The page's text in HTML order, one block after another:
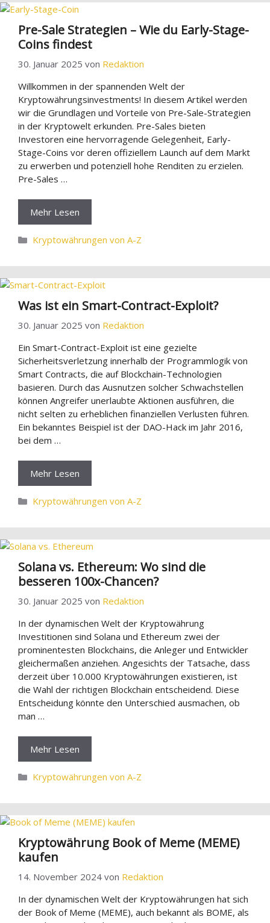
Pre-Sale Strategien – Wie du Early-Stage-
Coins findest
30. Januar 2025 von Redaktion
Willkommen in der spannenden Welt der
Kryptowährungsinvestments! In diesem Artikel werden
wir die Grundlagen und Vorteile von Pre-Sale-Strategien
in der Kryptowelt erkunden. Pre-Sales bieten
Investoren eine hervorragende Gelegenheit, Early-
Stage-Coins vor deren offiziellem Launch auf dem Markt
zu erwerben und potenziell hohe Renditen zu erzielen.
Pre-Sales …
Mehr Lesen
Kategorien
Kryptowährungen von A-Z
Was ist ein Smart-Contract-Exploit?
30. Januar 2025 von Redaktion
Ein Smart-Contract-Exploit ist eine gezielte
Sicherheitsverletzung innerhalb der Programmlogik von
Smart Contracts, die auf Blockchain-Technologien
basieren. Durch das Ausnutzen solcher Schwachstellen
können Angreifer unerlaubte Aktionen ausführen, die
nicht selten zu erheblichen finanziellen Verlusten führen.
Ein bekanntes Beispiel ist der DAO-Hack im Jahr 2016,
bei dem …
Mehr Lesen
Kategorien
Kryptowährungen von A-Z
Solana vs. Ethereum: Wo sind die
besseren 100x-Chancen?
30. Januar 2025 von Redaktion
In der dynamischen Welt der Kryptowährung
Investitionen sind Solana und Ethereum zwei der
prominentesten Blockchains, die Anleger und Entwickler
gleichermaßen anziehen. Angesichts der Tatsache, dass
derzeit über 10.000 Kryptowährungen existieren, ist
die Wahl der richtigen Blockchain entscheidend. Diese
Entscheidung könnte den Unterschied ausmachen, ob
man …
Mehr Lesen
Kategorien
Kryptowährungen von A-Z
Kryptowährung Book of Meme (MEME)
kaufen
14. November 2024 von Redaktion
In der dynamischen Welt der Kryptowährungen hat sich
der Book of Meme (MEME), auch bekannt als BOME, als